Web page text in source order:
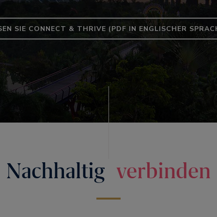
SIE CONNECT & THRIVE (PDF IN ENGLISCHER
Nachhaltig verbinden